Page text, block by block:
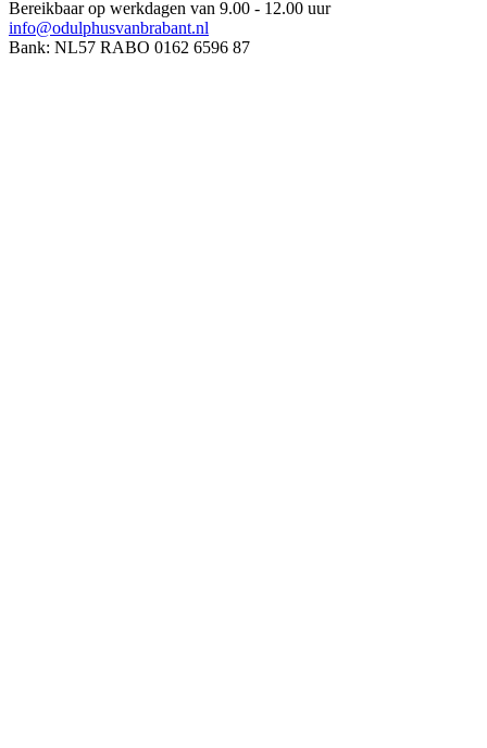
Bereikbaar op werkdagen van 9.00 - 12.00 uur
info@odulphusvanbrabant.nl
Bank: NL57 RABO 0162 6596 87